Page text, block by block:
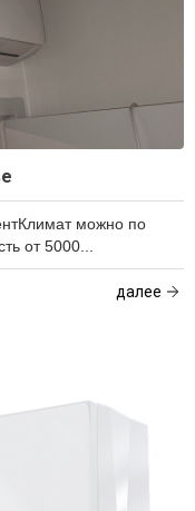
можно по
от 5000...
далее